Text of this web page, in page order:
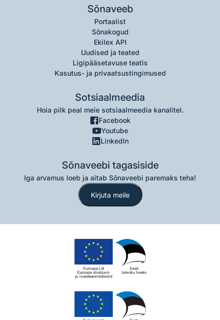
Sõnaveeb
Portaalist
Sõnakogud
Ekilex API
Uudised ja teated
Ligipääsetavuse teatis
Kasutus- ja privaatsustingimused
Sotsiaalmeedia
Hoia pilk peal meie sotsiaalmeedia kanalitel.
Facebook
Youtube
LinkedIn
Sõnaveebi tagasiside
Iga arvamus loeb ja aitab Sõnaveebi paremaks teha!
Kirjuta meile